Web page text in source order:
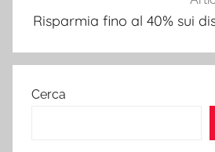
Risparmia fino al 40% sui
Cerca